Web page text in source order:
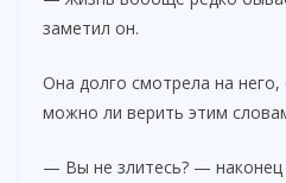
заметил он.
Она долго смотрела на
можно ли верить этим
— Вы не злитесь? — наконец